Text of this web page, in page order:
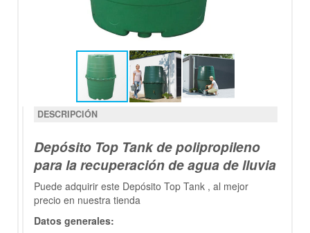
DESCRIPCIÓN
Depósito Top Tank de polipropileno
para la recuperación de agua de lluvia
Puede adquirir este Depósito Top Tank , al mejor
precio en nuestra tienda
Datos generales: